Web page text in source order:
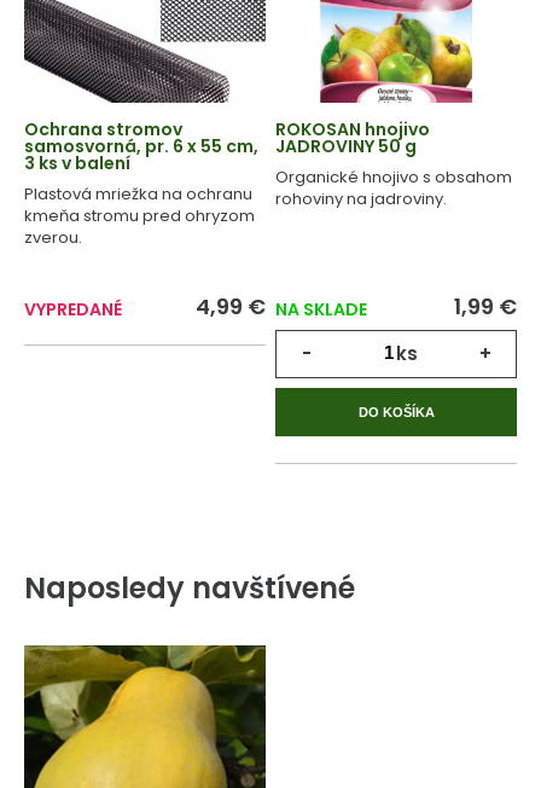
Ochrana stromov
samosvorná, pr. 6 x 55 cm,
3 ks v balení
Plastová mriežka na ochranu
kmeňa stromu pred ohryzom
zverou.
VYPREDANÉ 4,99 €
ROKOSAN hnojivo
JADROVINY 50 g
Organické hnojivo s obsahom
rohoviny na jadroviny.
NA SKLADE 1,99 €
- ks +
DO KOŠÍKA
Naposledy navštívené